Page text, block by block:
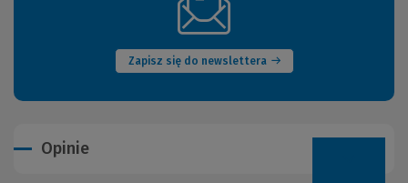
Zapisz się do newslettera
(Nowe
okno)
Opinie